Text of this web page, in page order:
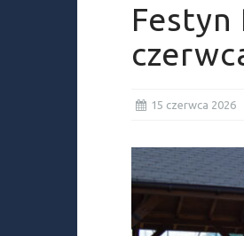
Festyn
15 czerwca 2026